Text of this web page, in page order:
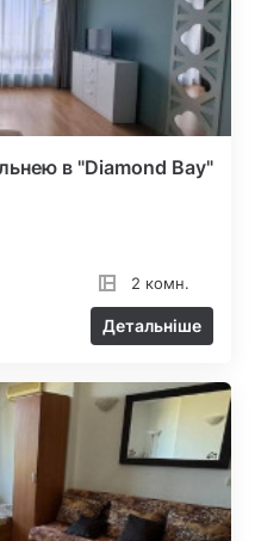
в "Diamond Bay"
2 комн.
Детальніше